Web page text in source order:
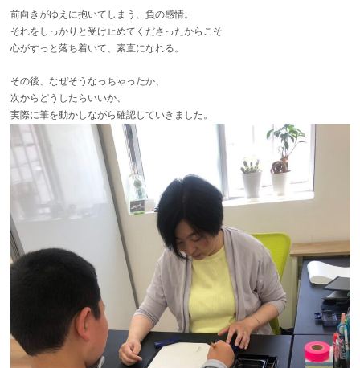
前向きがゆえに抱いてしまう、負の感情。
それをしっかりと受け止めてくださったからこそ
心がすっと落ち着いて、素直になれる。
その後、なぜそうなっちゃったか、
次からどうしたらいいか、
実際に筆を動かしながら確認していきました。